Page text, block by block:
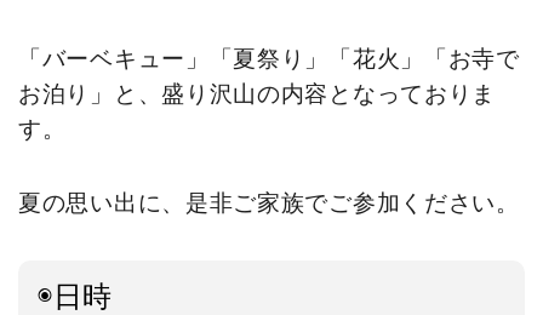
「バーベキュー」「夏祭り」「花火」「お寺で
お泊り」と、盛り沢山の内容となっておりま
す。
夏の思い出に、是非ご家族でご参加ください。
◉日時